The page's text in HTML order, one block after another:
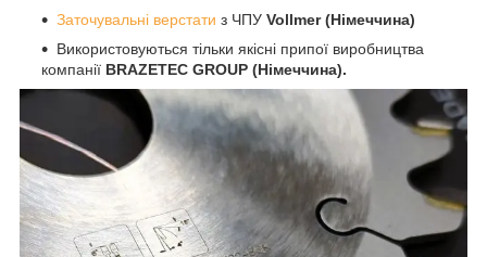
Заточувальні верстати з ЧПУ Vollmer (Німеччина)
Використовуються тільки якісні припої виробництва
компанії BRAZETEC GROUP (Німеччина).